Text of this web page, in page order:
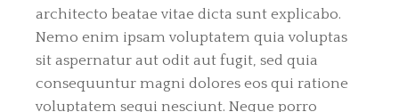
architecto beatae vitae dicta sunt explicabo.
Nemo enim ipsam voluptatem quia voluptas
sit aspernatur aut odit aut fugit, sed quia
consequuntur magni dolores eos qui ratione
voluptatem sequi nesciunt. Neque porro